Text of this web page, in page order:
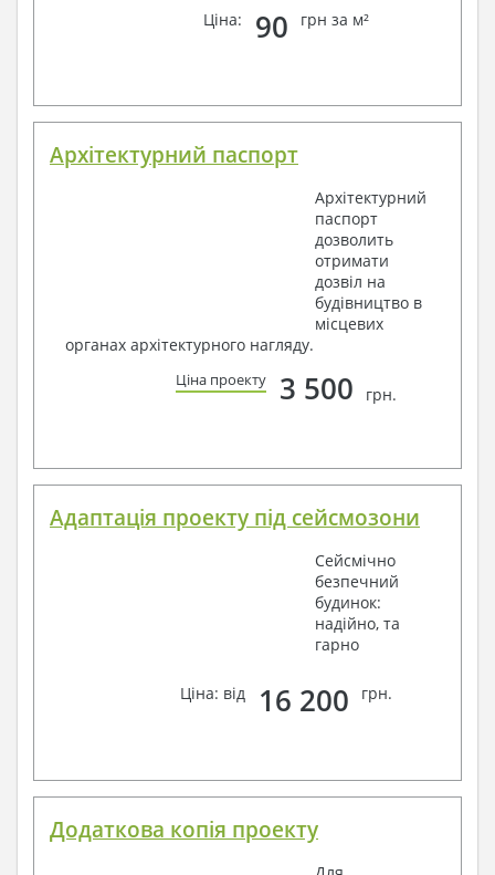
Ціна: 90 грн за м²
Архітектурний паспорт
Архітектурний
паспорт
дозволить
отримати
дозвіл на
будівництво в
місцевих
органах архітектурного нагляду.
Ціна проекту 3 500 грн.
Адаптація проекту під сейсмозони
Сейсмічно
безпечний
будинок:
надійно, та
гарно
Ціна: від 16 200 грн.
Додаткова копія проекту